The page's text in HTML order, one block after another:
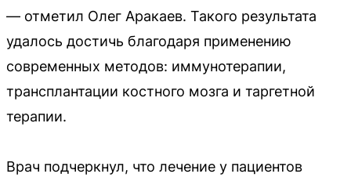
— отметил Олег Аракаев. Такого результата
удалось достичь благодаря применению
современных методов: иммунотерапии,
трансплантации костного мозга и таргетной
терапии.
Врач подчеркнул, что лечение у пациентов